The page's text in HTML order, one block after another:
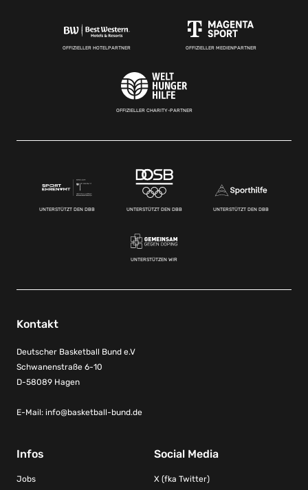
OFFIZIELLER HOTELPARTNER OFFIZIELLER MEDIENPARTNER
OFFIZIELLER CHARITY-PARTNER
UNTERSTÜTZT DEN DBB UNTERSTÜTZT DEN DBB UNTERSTÜTZT DEN DBB
UNTERSTÜTZEN WIR
Kontakt
Deutscher Basketball Bund e.V
Schwanenstraße 6-10
D-58089 Hagen
E-Mail: info@basketball-bund.de
Infos
Jobs
Social Media
X (fka Twitter)